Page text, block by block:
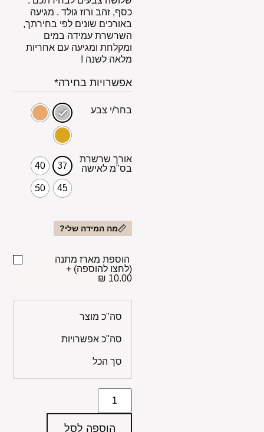
כסף, זהב ורוז גולד . מגיעה
באורכים שונים לפי בחירתך,
השרשרת עמידה במים
ומקלחת ומגיעה עם אחריות
מלאה לשנה !
אפשרויות בחירה*
בחר/י צבע
אורך שרשרת
בס"מ לאישה
37
40
45
50
מה המידה שלי?
הוספת מארז מתנה
(לחצו להוספה) +
10.00 ₪
סה"כ מוצר
סה"כ אפשרויות
סך הכל
הוספה לסל